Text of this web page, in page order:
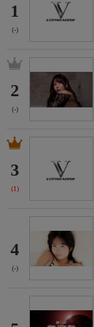
1
(-)
2
(-)
3
(1)
4
(-)